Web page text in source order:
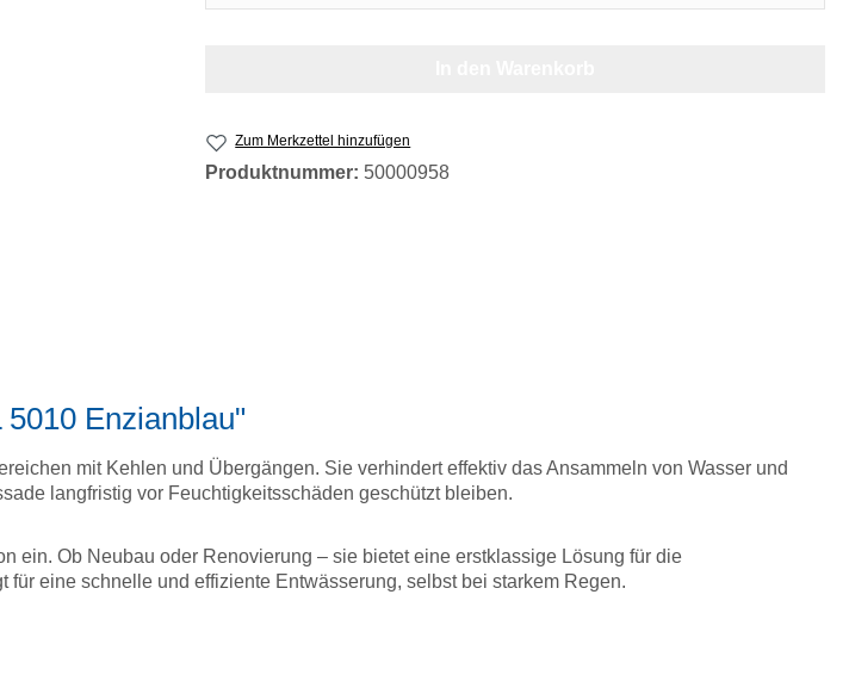
Zum Merkzettel hinzufügen
Produktnummer: 50000958
Enzianblau"
mit Kehlen und Übergängen. Sie verhindert effektiv das Ansammeln von Wasser und
langfristig vor Feuchtigkeitsschäden geschützt bleiben.
ein. Ob Neubau oder Renovierung – sie bietet eine erstklassige Lösung für die
eine schnelle und effiziente Entwässerung, selbst bei starkem Regen.